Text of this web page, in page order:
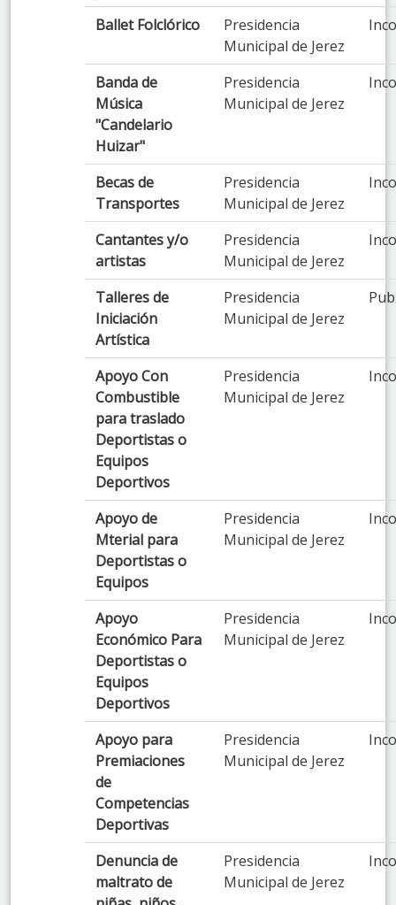
Ballet Folclórico
Presidencia
Municipal de Jerez
Banda de
Música
"Candelario
Huizar"
Presidencia
Municipal de Jerez
Becas de
Transportes
Presidencia
Municipal de Jerez
Cantantes y/o
artistas
Presidencia
Municipal de Jerez
Talleres de
Iniciación
Artística
Presidencia
Municipal de Jerez
Apoyo Con
Combustible
para traslado
Deportistas o
Equipos
Deportivos
Presidencia
Municipal de Jerez
Apoyo de
Mterial para
Deportistas o
Equipos
Presidencia
Municipal de Jerez
Apoyo
Económico Para
Deportistas o
Equipos
Deportivos
Presidencia
Municipal de Jerez
Apoyo para
Premiaciones
de
Competencias
Deportivas
Presidencia
Municipal de Jerez
Denuncia de
maltrato de
Presidencia
Municipal de Jerez